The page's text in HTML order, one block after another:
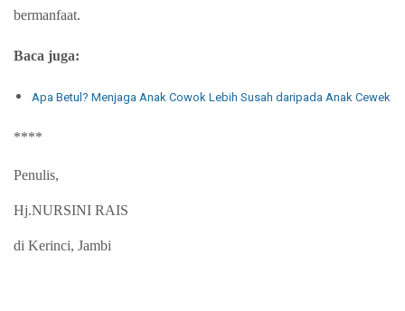
bermanfaat.
Baca juga:
Apa Betul? Menjaga Anak Cowok Lebih Susah daripada Anak Cewek
****
Penulis,
Hj.NURSINI RAIS
di Kerinci, Jambi